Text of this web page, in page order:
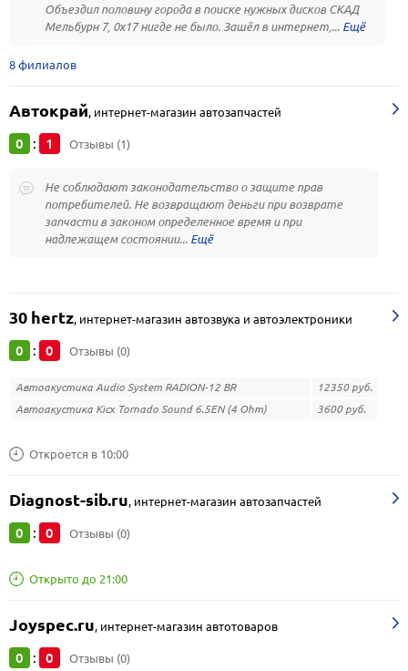
Объездил половину города в поиске нужных дисков СКАД
Мельбурн 7, 0х17 нигде не было. Зашёл в интернет,...
8 филиалов
Автокрай, интернет-магазин автозапчастей
0 : 1 Отзывы (1)
Не соблюдают законодательство о защите прав
потребителей. Не возвращают деньги при возврате
запчасти в законом определенное время и при
надлежащем состоянии...
30 hertz, интернет-магазин автозвука и автоэлектроники
0 : 0 Отзывы (0)
Автоакустика Audio System RADION-12 BR
12350 руб.
Автоакустика Kicx Tornado Sound 6.5EN (4 Ohm)
3600 руб.
Откроется в 10:00
Diagnost-sib.ru, интернет-магазин автозапчастей
0 : 0 Отзывы (0)
Открыто до 21:00
Joyspec.ru, интернет-магазин автотоваров
0 : 0 Отзывы (0)